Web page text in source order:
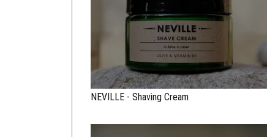
NEVILLE - Shaving Cream